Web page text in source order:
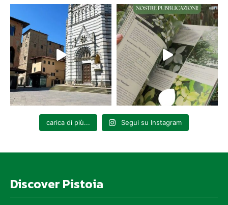
carica di più... Segui su Instagram
Discover Pistoia